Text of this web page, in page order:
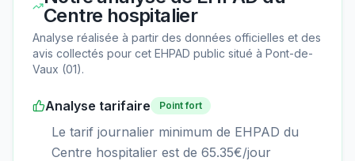
Centre hospitalier
Analyse réalisée à partir des données officielles et des
avis collectés pour cet EHPAD public situé à Pont-de-
Vaux (01).
Analyse tarifaire Point fort
Le tarif journalier minimum de EHPAD du
Centre hospitalier est de 65.35€/jour